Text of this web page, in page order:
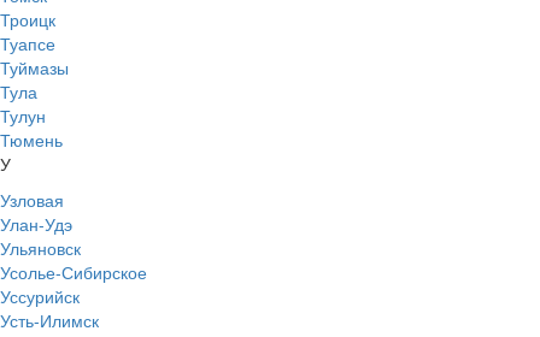
Троицк
Туапсе
Туймазы
Тула
Тулун
Тюмень
У
Узловая
Улан-Удэ
Ульяновск
Усолье-Сибирское
Уссурийск
Усть-Илимск